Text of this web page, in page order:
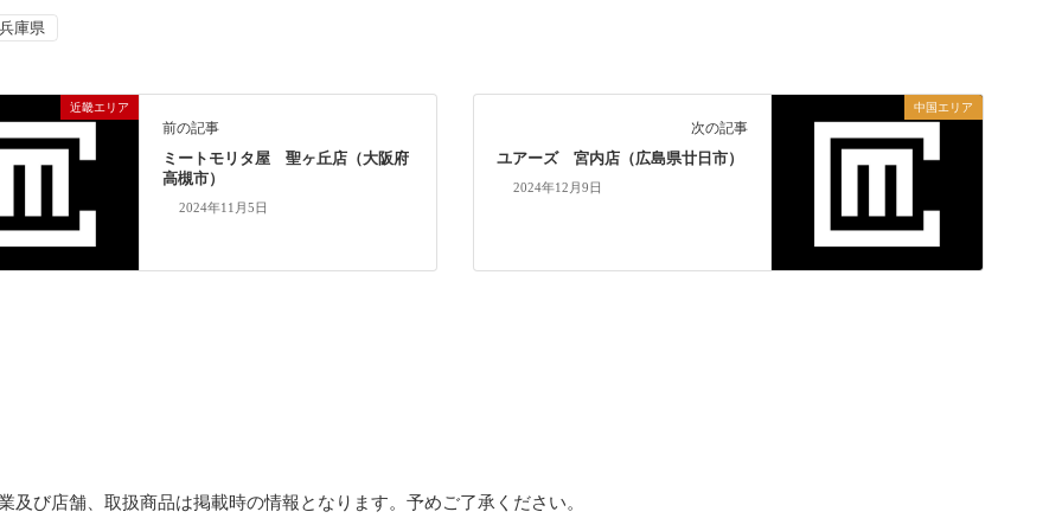
兵庫県
近畿エリア
前の記事
ミートモリタ屋 聖ヶ丘店（大阪府
高槻市）
2024年11月5日
中国エリア
次の記事
ユアーズ 宮内店（広島県廿日市）
2024年12月9日
及び店舗、取扱商品は掲載時の情報となります。予めご了承ください。